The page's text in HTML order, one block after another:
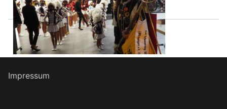
Impressum